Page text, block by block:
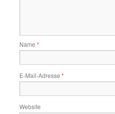
Name *
E-Mail-Adresse *
Website